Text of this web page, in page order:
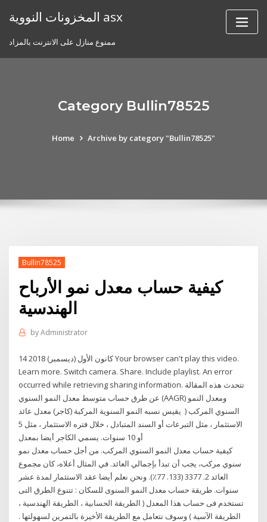
المخزونات النووية asx
ممنوع منازل على الانترنت بالمزاد
Category Bullin78525
Home Archive by category "Bullin78525"
Bullin78525
كيفية حساب معدل نمو الأرباح
الهندسية
byAdministrator
14 كانون الأول (ديسمبر) 2018 Your browser can't play this video.
Learn more. Switch camera. Share. Include playlist. An error
occurred while retrieving sharing information. تتحدث هذه المقالة
عن طرق حساب متوسط ​​معدل النمو السنوي (AAGR) ومعدل النمو
السنوي المركب ( يقيس نسبه النمو السنوية المركبة (كاجر) معدل عائد
الاستثمار ، مثل التبرعات أو السند المتبادل ، خلال فتره الاستثمار ، مثل 5
كيفية حساب معدل النمو السنوي المركب. من أجل حساب معدل نمو
سنوي مركب، يجب أن تبدأ بإجمالي العائد. في المثال أعلاه، كان مجموع
العائد 2. 3377 (133. 77٪). ونحن نعلم أيضا عقد الاستثمار لمدة عشر
سنوات. طريقة حساب معدل النمو السنوى للسكان : تتنوع الطرق التى
تستخدم فى حساب هذا المعدل ( الطريقة الحسابية ، الطريقة الهندسية ،
الطريقة الآسية ) وسوف نتعامل مع الطريقة الأخيرة بالتمرين لسهولتها .